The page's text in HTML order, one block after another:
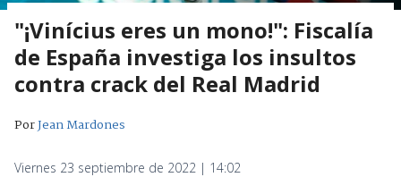
"¡Vinícius eres un mono!": Fiscalía
de España investiga los insultos
contra crack del Real Madrid
PorJean Mardones
Viernes 23 septiembre de 2022 | 14:02